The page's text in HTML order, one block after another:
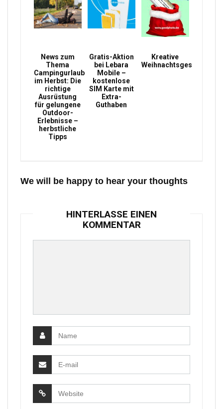
News zum
Thema
Campingurlaub
im Herbst: Die
richtige
Ausrüstung
für gelungene
Outdoor-
Erlebnisse –
herbstliche
Tipps
Gratis-Aktion
bei Lebara
Mobile –
kostenlose
SIM Karte mit
Extra-
Guthaben
Kreative
Weihnachtsgeschenke
We will be happy to hear your thoughts
HINTERLASSE EINEN
KOMMENTAR